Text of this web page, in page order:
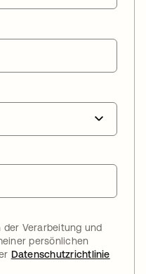
Verarbeitung und
persönlichen
Datenschutzrichtlinie